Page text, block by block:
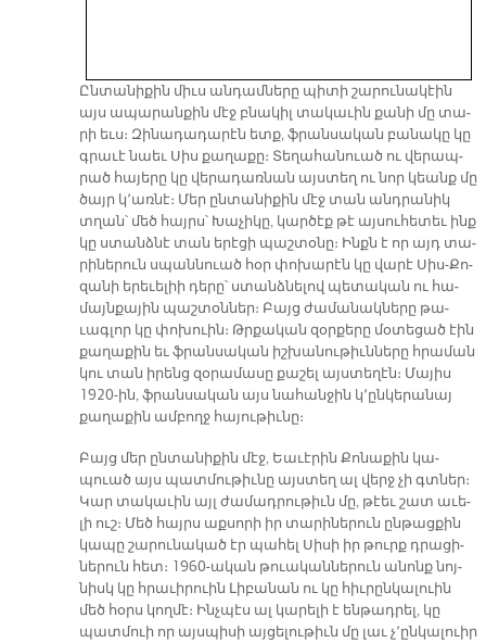
Ըն­տա­նի­քին միւս ան­դամ­նե­րը պի­տի շա­րու­նա­կէին
այս ա­պա­րան­քին մէջ բնա­կիլ տա­կա­ւին քա­նի մը տա­
րի եւս։ Զի­նա­դա­դա­րէն ետք, ֆրան­սա­կան բա­նա­կը կը
գրա­ւէ նաեւ Սիս քա­ղա­քը։ Տե­ղա­հա­նուած ու վե­րապ­
րած հա­յե­րը կը վե­րա­դառ­նան այս­տեղ ու նոր կեանք մը
ծայր կ՚առ­նէ։ Մեր ըն­տա­նի­քին մէջ տան անդ­րա­նիկ
տղան՝ մեծ հայրս՝ Խա­չի­կը, կար­ծէք թէ այ­սու­հե­տեւ ինք
կը ստանձ­նէ տան ե­րէ­ցի պաշ­տօ­նը։ Ինքն է որ այդ տա­
րի­նե­րուն սպան­նուած հօր փո­խա­րէն կը վա­րէ Սիս-Քո­
զա­նի ե­րե­ւե­լիի դե­րը՝ ստանձ­նե­լով պե­տա­կան ու հա­
մայն­քա­յին պաշ­տօն­ներ։ Բայց ժա­մա­նակ­նե­րը թա­
ւագ­լոր կը փո­խուին։ Թրքա­կան զօր­քե­րը մօ­տե­ցած էին
քա­ղա­քին եւ ֆրան­սա­կան իշ­խա­նու­թիւն­նե­րը հրա­ման
կու տան ի­րենց զօ­րա­մա­սը քա­շել այս­տե­ղէն։ Մա­յիս
1920-ին, ֆրան­սա­կան այս նա­հան­ջին կ՚ըն­կե­րա­նայ
քա­ղա­քին ամ­բողջ հա­յու­թիւ­նը։
Բայց մեր ըն­տա­նի­քին մէջ, Եա­ւէ­րին Քո­նա­քին կա­
պուած այս պատ­մու­թիւ­նը այս­տեղ ալ վերջ չի գտներ։
Կար տա­կա­ւին այլ ժա­մադ­րու­թիւն մը, թէեւ շատ ա­ւե­
լի ուշ։ Մեծ հայրս աք­սո­րի իր տա­րի­նե­րուն ըն­թաց­քին
կա­պը շա­րու­նա­կած էր պա­հել Սի­սի իր թուրք դրա­ցի­
նե­րուն հետ։ 1960-ա­կան թուա­կան­նե­րուն ա­նոնք նոյ­
նիսկ կը հրա­ւի­րուին Լի­բա­նան ու կը հիւ­րըն­կա­լուին
մեծ հօրս կող­մէ։ Ինչ­պէս ալ կա­րե­լի է են­թադ­րել, կը
պատ­մուի որ այս­պի­սի այ­ցե­լու­թիւն մը լաւ չ՚ըն­կա­լուիր